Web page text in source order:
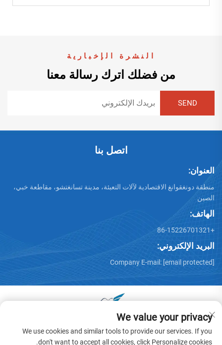
النشرة الإخبارية
من فضلك اترك رسالة معنا
اتصل بنا
العنوان:
منطقة دونغقوانغ الاقتصادية لآلات التعبئة، مدينة تسانغتشو، مقاطعة خبي،
الصين
الهاتف:
+86-15226701321
البريد الإلكتروني:
Company E-mail: [email protected]
جميع الحقوق محفوظة © 2025 بواسطة دونغقوانغ هوايو عربة آلات
المحدودة -سياسة الخصوصية
We value your privacy
We use cookies and similar tools to provide our services. If you
don't want to accept all cookies, click Personalize cookies.